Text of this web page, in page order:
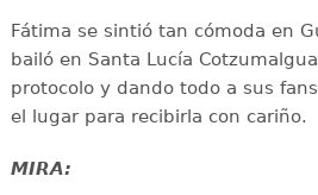
Fátima se sintió tan cómoda en
bailó en Santa Lucía
protocolo y dando todo a sus
el lugar para recibirla con cariño.
MIRA: